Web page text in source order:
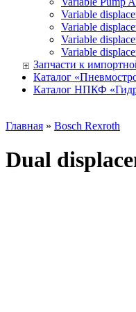
Variable
Variable
Variable
Variable
Запчасти к
Каталог
Каталог НПКФ
Главная » Bosсh Rexroth
Dual